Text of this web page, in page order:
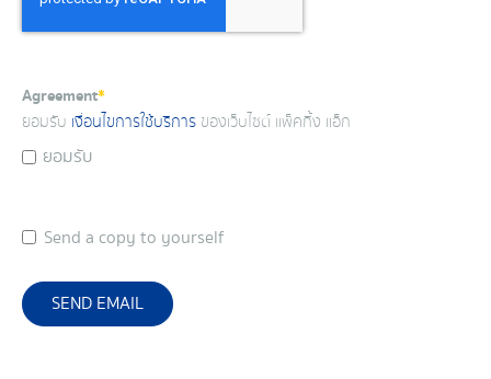
Agreement*
ยอมรับ เงื่อนไขการใช้บริการ ของเว็บไซต์ แพ็คกิ้ง แอ็ก
ยอมรับ
Send a copy to yourself
SEND EMAIL